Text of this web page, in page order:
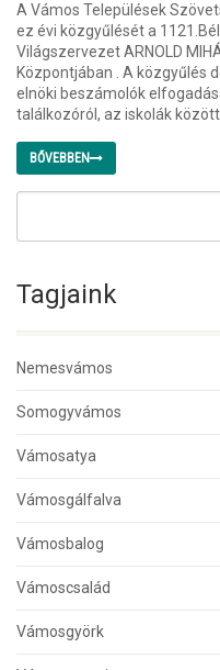
A Vámos Települések
ez évi közgyűlését a
Világszervezet ARNOLD
Központjában . A közgyűlés
elnöki beszámolók
találkozóról, az iskolák
BŐVEBBEN
Tagjaink
Nemesvámos
Somogyvámos
Vámosatya
Vámosgálfalva
Vámosbalog
Vámoscsalád
Vámosgyörk